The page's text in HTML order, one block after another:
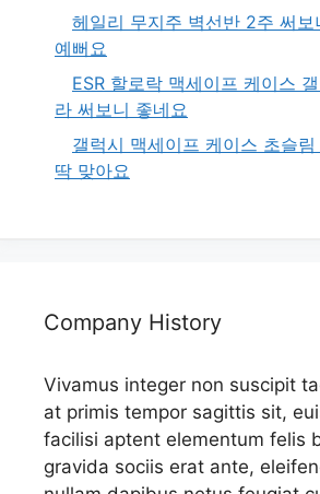
헤일리 무지주 벽선반 2주 써보
예뻐요
ESR 할로락 맥세이프 케이스
라 써보니 좋네요
갤럭시 맥세이프 케이스 초슬
딱 맞아요
Company History
Vivamus integer non suscipit
at primis tempor sagittis sit,
facilisi aptent elementum felis
gravida sociis erat ante,